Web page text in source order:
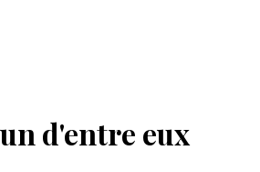
d'entre eux